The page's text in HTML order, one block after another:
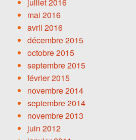
mai 2016
avril 2016
décembre 2015
octobre 2015
septembre 2015
février 2015
novembre 2014
septembre 2014
novembre 2013
juin 2012